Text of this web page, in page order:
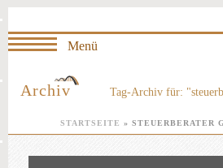
Archiv Tag-Archiv für:
STARTSEITE » STEUERBERATER